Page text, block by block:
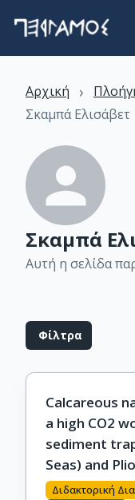
Αρχική ›
Σκαμπά Ελισάβετ
Σκαμπά
Αυτή η σελίδα
Φίλτρα
Calcareous
a high CO2
sediment
Seas) and
Διδακτορική